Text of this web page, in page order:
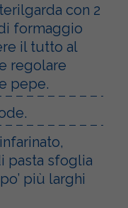
con 2
formaggio
il tutto al
regolare
pepe.
pasta sfoglia
più larghi